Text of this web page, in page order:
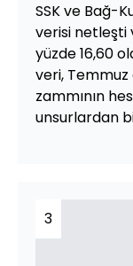
SSK ve Bağ-
verisi netleşti
yüzde 16,60
veri, Temmuz
zammının
unsurlardan
3